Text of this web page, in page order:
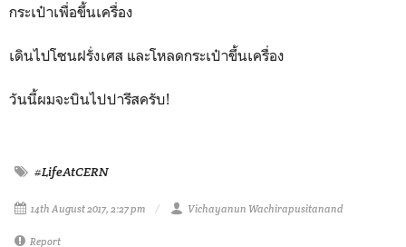
กระเป๋าเพื่อขึ้นเครื่อง
เดินไปโซนฝรั่งเศส และโหลดกระเป๋าขึ้นเครื่อง
วันนี้ผมจะบินไปปารีสครับ!
#LifeAtCERN
14th August 2017, 2:27 pm Vichayanun Wachirapusitanand
Report